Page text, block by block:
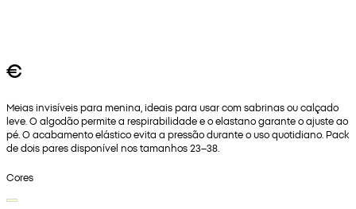
€
Meias invisíveis para menina, ideais para usar com sabrinas ou calçado
leve. O algodão permite a respirabilidade e o elastano garante o ajuste ao
pé. O acabamento elástico evita a pressão durante o uso quotidiano. Pack
de dois pares disponível nos tamanhos 23–38.
Cores